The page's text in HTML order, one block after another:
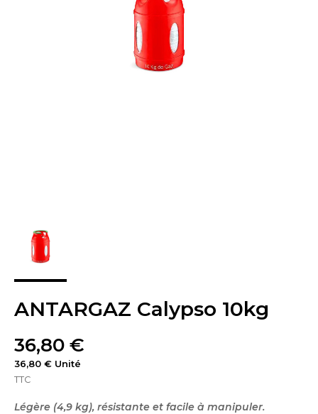
ANTARGAZ Calypso 10kg
36,80 €
36,80 € Unité
TTC
Légère (4,9 kg), résistante et facile à manipuler.